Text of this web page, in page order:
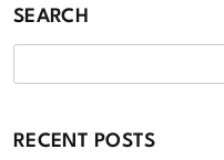
SEARCH
RECENT POSTS